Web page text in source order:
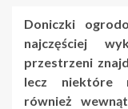
Doniczki
najczęściej
przestrzeni
lecz niektóre
również